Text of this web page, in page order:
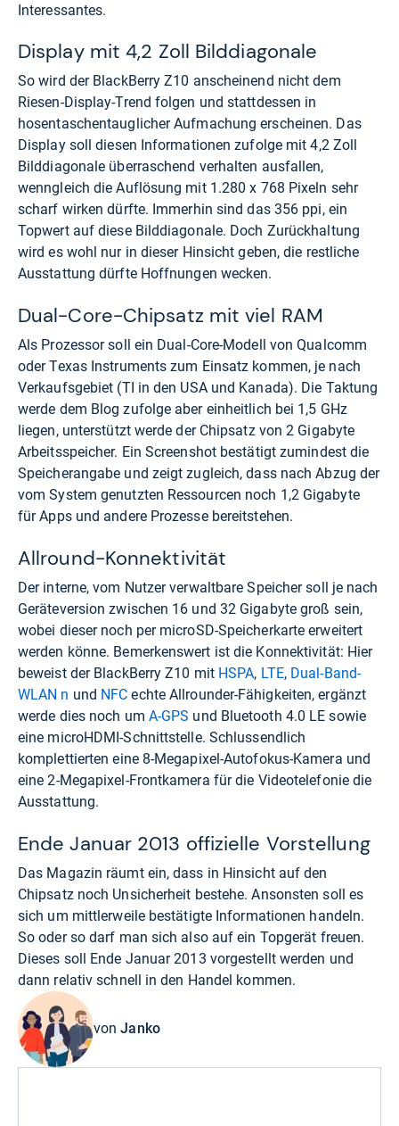
Interessantes.
Display mit 4,2 Zoll Bilddiagonale
So wird der BlackBerry Z10 anscheinend nicht dem
Riesen-Display-Trend folgen und stattdessen in
hosentaschentauglicher Aufmachung erscheinen. Das
Display soll diesen Informationen zufolge mit 4,2 Zoll
Bilddiagonale überraschend verhalten ausfallen,
wenngleich die Auflösung mit 1.280 x 768 Pixeln sehr
scharf wirken dürfte. Immerhin sind das 356 ppi, ein
Topwert auf diese Bilddiagonale. Doch Zurückhaltung
wird es wohl nur in dieser Hinsicht geben, die restliche
Ausstattung dürfte Hoffnungen wecken.
Dual-Core-Chipsatz mit viel RAM
Als Prozessor soll ein Dual-Core-Modell von Qualcomm
oder Texas Instruments zum Einsatz kommen, je nach
Verkaufsgebiet (TI in den USA und Kanada). Die Taktung
werde dem Blog zufolge aber einheitlich bei 1,5 GHz
liegen, unterstützt werde der Chipsatz von 2 Gigabyte
Arbeitsspeicher. Ein Screenshot bestätigt zumindest die
Speicherangabe und zeigt zugleich, dass nach Abzug der
vom System genutzten Ressourcen noch 1,2 Gigabyte
für Apps und andere Prozesse bereitstehen.
Allround-Konnektivität
Der interne, vom Nutzer verwaltbare Speicher soll je nach
Geräteversion zwischen 16 und 32 Gigabyte groß sein,
wobei dieser noch per microSD-Speicherkarte erweitert
werden könne. Bemerkenswert ist die Konnektivität: Hier
beweist der BlackBerry Z10 mit HSPA, LTE, Dual-Band-
WLAN n und NFC echte Allrounder-Fähigkeiten, ergänzt
werde dies noch um A-GPS und Bluetooth 4.0 LE sowie
eine microHDMI-Schnittstelle. Schlussendlich
komplettierten eine 8-Megapixel-Autofokus-Kamera und
eine 2-Megapixel-Frontkamera für die Videotelefonie die
Ausstattung.
Ende Januar 2013 offizielle Vorstellung
Das Magazin räumt ein, dass in Hinsicht auf den
Chipsatz noch Unsicherheit bestehe. Ansonsten soll es
sich um mittlerweile bestätigte Informationen handeln.
So oder so darf man sich also auf ein Topgerät freuen.
Dieses soll Ende Januar 2013 vorgestellt werden und
dann relativ schnell in den Handel kommen.
vonJanko